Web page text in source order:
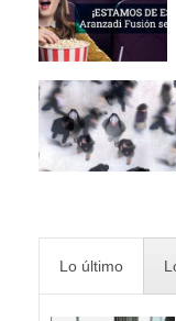
Lo último